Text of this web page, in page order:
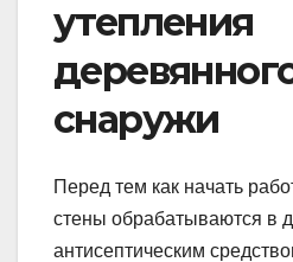
утепления
снаружи
Перед тем как начать
стены обрабатываются в
антисептическим